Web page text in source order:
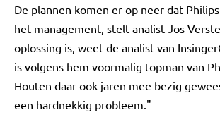
De plannen komen er op neer dat
het management, stelt analist Jos
oplossing is, weet de analist van
is volgens hem voormalig topman van
Houten daar ook jaren mee bezig
een hardnekkig probleem."